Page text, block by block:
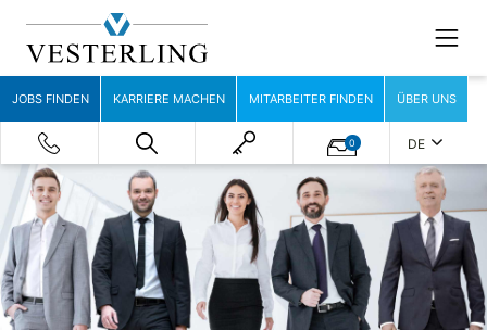
JOBS FINDEN KARRIERE MACHEN MITARBEITER FINDEN ÜBER UNS
0 DE